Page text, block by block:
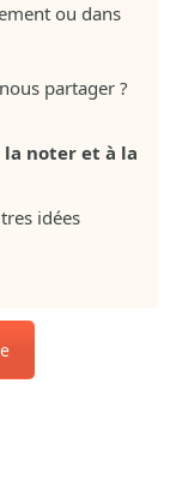
ou dans
partager ?
la noter et à la
idées